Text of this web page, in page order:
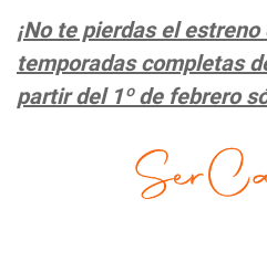
¡No te pierdas el
temporadas completas
partir del 1º de febrero